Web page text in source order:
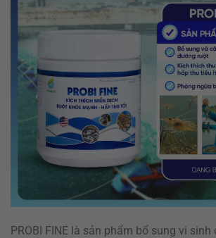
PROBI FINE là sản phẩm bổ sung vi sinh